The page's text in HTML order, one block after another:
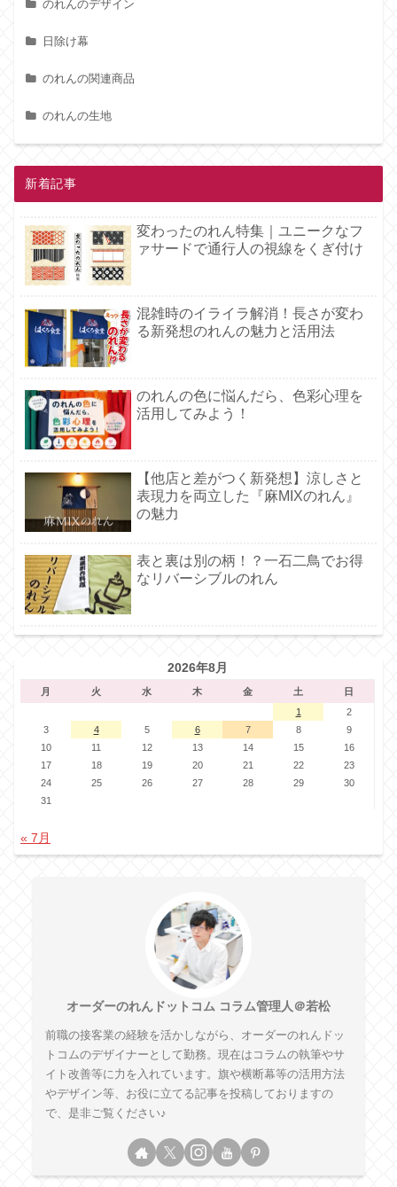
のれんのデザイン
日除け幕
のれんの関連商品
のれんの生地
新着記事
変わったのれん特集｜ユニークなフ
ァサードで通行人の視線をくぎ付け
混雑時のイライラ解消！長さが変わ
る新発想のれんの魅力と活用法
のれんの色に悩んだら、色彩心理を
活用してみよう！
【他店と差がつく新発想】涼しさと
表現力を両立した『麻MIXのれん』
の魅力
表と裏は別の柄！？一石二鳥でお得
なリバーシブルのれん
2026年8月
月 火 水 木 金 土
日
1
2
3
4 5 6 7 8
9
10
11 12 13 14 15
16
17
18 19 20 21 22
23
24
25 26 27 28 29
30
31
« 7月
オーダーのれんドットコム コラム管理人＠若松
前職の接客業の経験を活かしながら、オーダーのれんドッ
トコムのデザイナーとして勤務。現在はコラムの執筆やサ
イト改善等に力を入れています。旗や横断幕等の活用方法
やデザイン等、お役に立てる記事を投稿しておりますの
で、是非ご覧ください♪